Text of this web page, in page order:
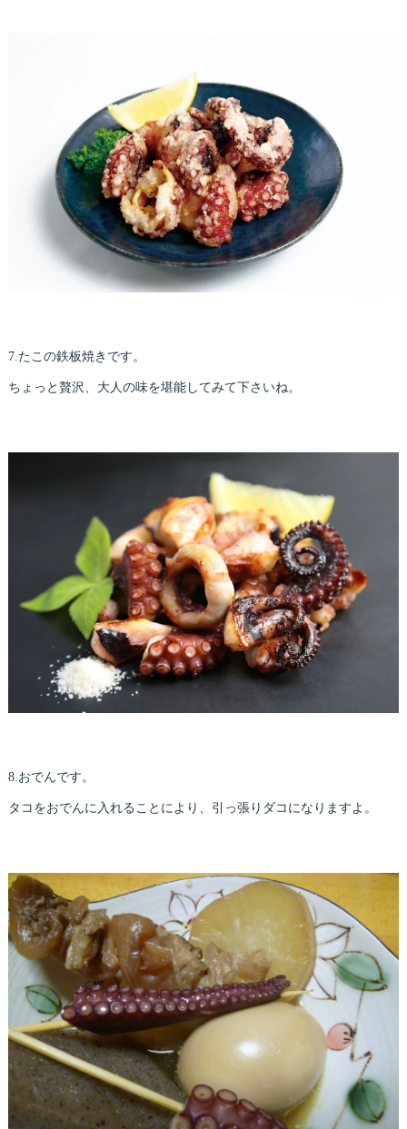
7.たこの鉄板焼きです。
ちょっと贅沢、大人の味を堪能してみて下さいね。
8.おでんです。
タコをおでんに入れることにより、引っ張りダコになりますよ。